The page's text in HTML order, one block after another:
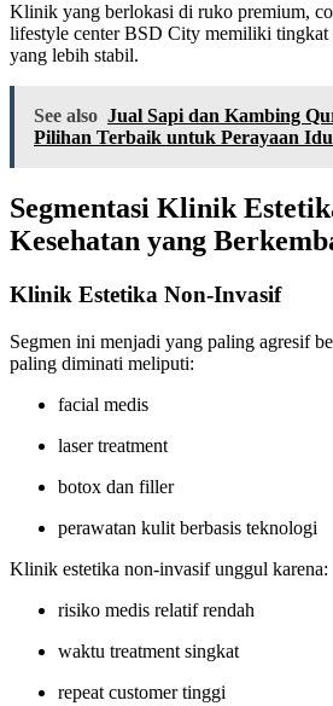
Klinik yang berlokasi di ruko premium,
lifestyle center BSD City memiliki tingkat
yang lebih stabil.
See also Jual Sapi dan Kambing
Pilihan Terbaik untuk Perayaan
Segmentasi Klinik
Kesehatan yang
Klinik Estetika Non-Invasif
Segmen ini menjadi yang paling agresif
paling diminati meliputi:
facial medis
laser treatment
botox dan filler
perawatan kulit berbasis teknologi
Klinik estetika non-invasif unggul karena:
risiko medis relatif rendah
waktu treatment singkat
repeat customer tinggi